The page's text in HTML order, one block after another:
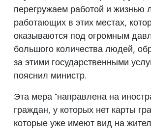
перегружаем работой и жизнью
работающих в этих местах,
оказываются под огромным
большого количества людей,
за этими государственными
пояснил министр.
Эта мера "направлена на
граждан, у которых нет карты
которые уже имеют вид на